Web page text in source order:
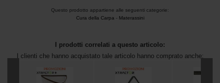
Questo prodotto appartiene alle seguenti categorie:
Cura della Carpa - Materassini
I prodotti correlati a questo articolo:
I clienti che hanno acquistato tale articolo hanno comprato anche: